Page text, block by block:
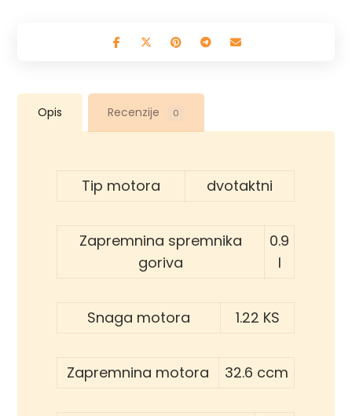
Opis Recenzije 0
Tip motora dvotaktni
Zapremnina spremnika
goriva
0.9
l
Snaga motora 1.22 KS
Zapremnina motora 32.6 ccm